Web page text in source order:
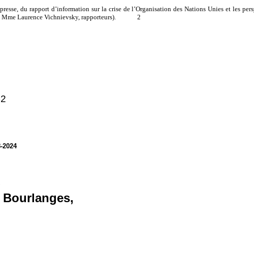
du rapport d’information sur la crise de l’Organisation des Nations Unies et les
Mme Laurence Vichnievsky, rapporteurs). 2
2024